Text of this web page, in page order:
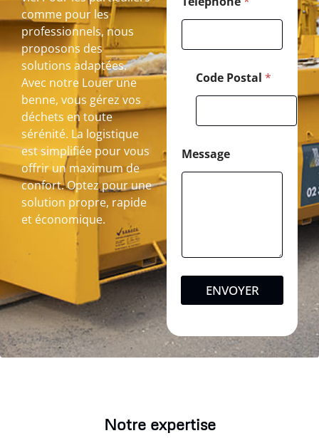
comme pour les
professionnels, nous
proposons des
solutions adaptées.
Avec notre Louer une
benne, vous gérez vos
déchets en toute
sérénité. La logistique
est simplifiée pour vous
offrir un maximum de
confort. Optez pour une
solution propre, rapide
et économique.
Code Postal *
Message
ENVOYER
Notre expertise